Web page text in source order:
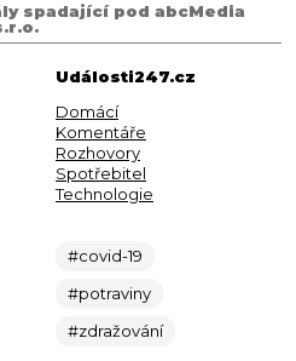
spadající pod abcMedia
Události247.cz
Domácí
Komentáře
Rozhovory
Spotřebitel
Technologie
#covid-19
#potraviny
#zdražování